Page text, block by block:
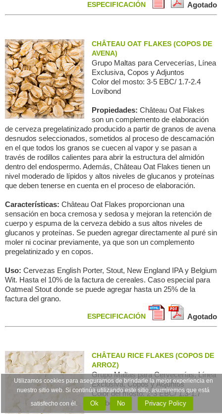
ESPECIFICACIÓN Agotado
CHÂTEAU OAT FLAKES (COPOS DE
AVENA)
Grupo Maltas para Сervecerías, Línea
Exclusiva, Copos y Adjuntos
Color del mosto: 3-5 EBC/ 1.7-2.4
Lovibond
Propiedades: Château Oat Flakes
son un complemento de elaboración
de cerveza pregelatinizado producido a partir de granos de avena
desnudos seleccionados, sometidos al proceso de descamación
en el que todos los granos se cuecen al vapor y se pasan a
través de rodillos calientes para abrir la estructura del almidón
dentro del endospermo. Además, Château Oat Flakes tienen un
nivel moderado de lípidos y altos niveles de glucanos y proteínas
que deben tenerse en cuenta en el proceso de elaboración.
Características: Château Oat Flakes proporcionan una
sensación en boca cremosa y sedosa y mejoran la retención de
cuerpo y espuma de la cerveza debido a sus altos niveles de
glucanos y proteínas. Se pueden agregar directamente al puré sin
moler ni cocinar previamente, ya que son un complemento
pregelatinizado y en copos.
Uso: Cervezas English Porter, Stout, New England IPA y Belgium
Wit. Hasta el 10% de la factura de cereales. Caso especial para
Oatmeal Stout donde se puede agregar hasta un 25% de la
factura del grano.
ESPECIFICACIÓN Agotado
CHÂTEAU RICE FLAKES (COPOS DE
ARROZ)
Grupo Maltas para Сervecerías, Línea
Exclusiva, Copos y Adjuntos
Color del mosto: 2-3 EBC/ 1.3-1.7
Lovibond
Utilizamos cookies para asegurarnos de brindarle la mejor experiencia en
nuestro sitio web. Si continúa utilizando este sitio, asumiremos que está
satisfecho con él.
Ok No Privacy Policy